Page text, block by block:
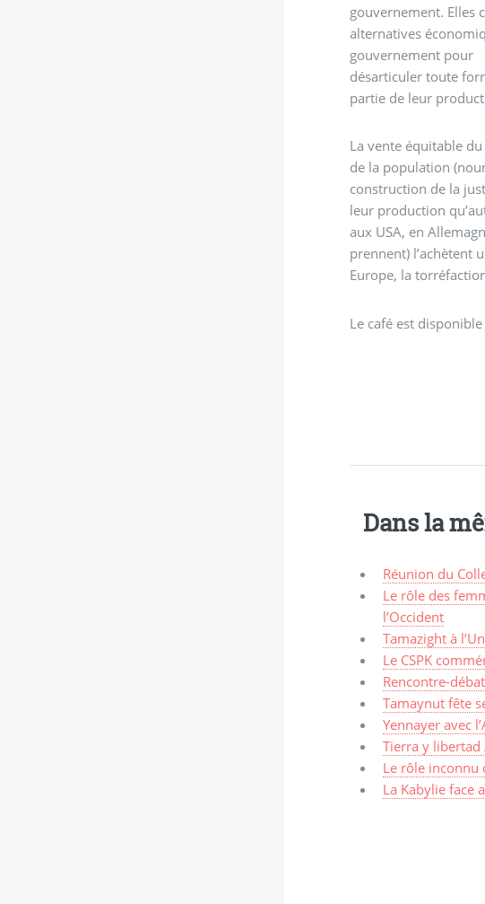
gouvernement. Elles
alternatives
gouvernement pour
désarticuler toute
partie de leur
La vente équitable
de la population
construction de la
leur production
aux USA, en
prennent) l’achètent
Europe, la
Le café est
Dans la
Réunion du
Le rôle des
l’Occident
Tamazight à
Le CSPK
Rencontre-
Tamaynut fête
Yennayer avec
Tierra y libertad
Le rôle inconnu
La Kabylie face